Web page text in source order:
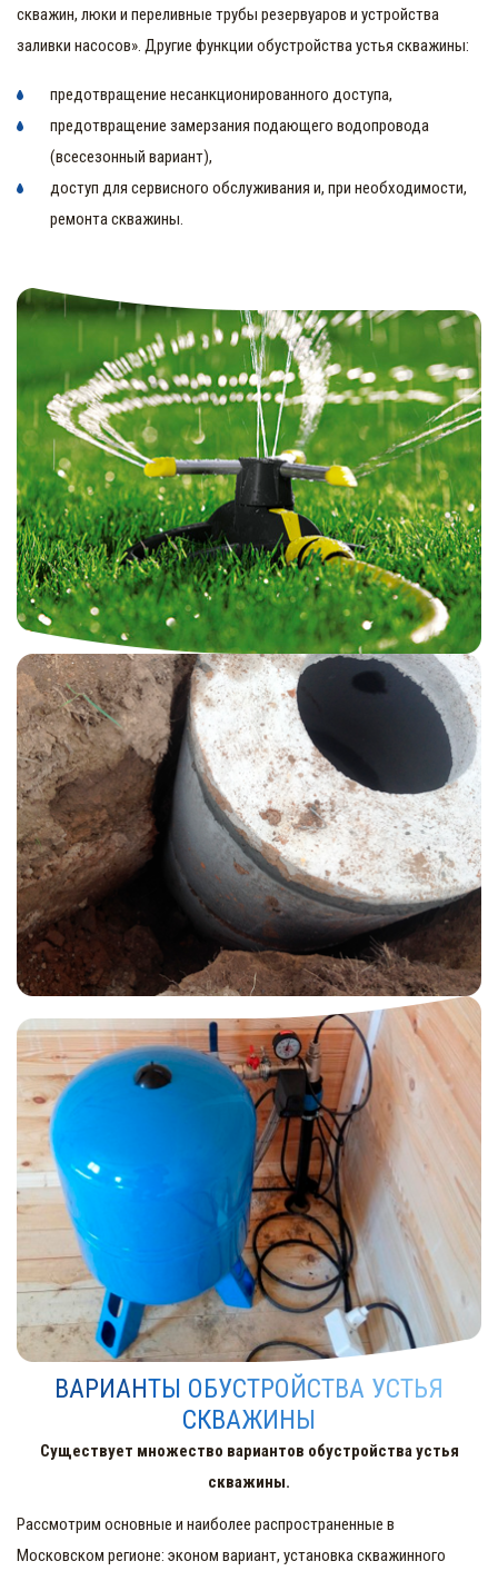
скважин, люки и переливные трубы резервуаров и устройства
заливки насосов». Другие функции обустройства устья скважины:
предотвращение несанкционированного доступа,
предотвращение замерзания подающего водопровода
(всесезонный вариант),
доступ для сервисного обслуживания и, при необходимости,
ремонта скважины.
ВАРИАНТЫ ОБУСТРОЙСТВА УСТЬЯ
СКВАЖИНЫ
Существует множество вариантов обустройства устья
скважины.
Рассмотрим основные и наиболее распространенные в
Московском регионе: эконом вариант, установка скважинного